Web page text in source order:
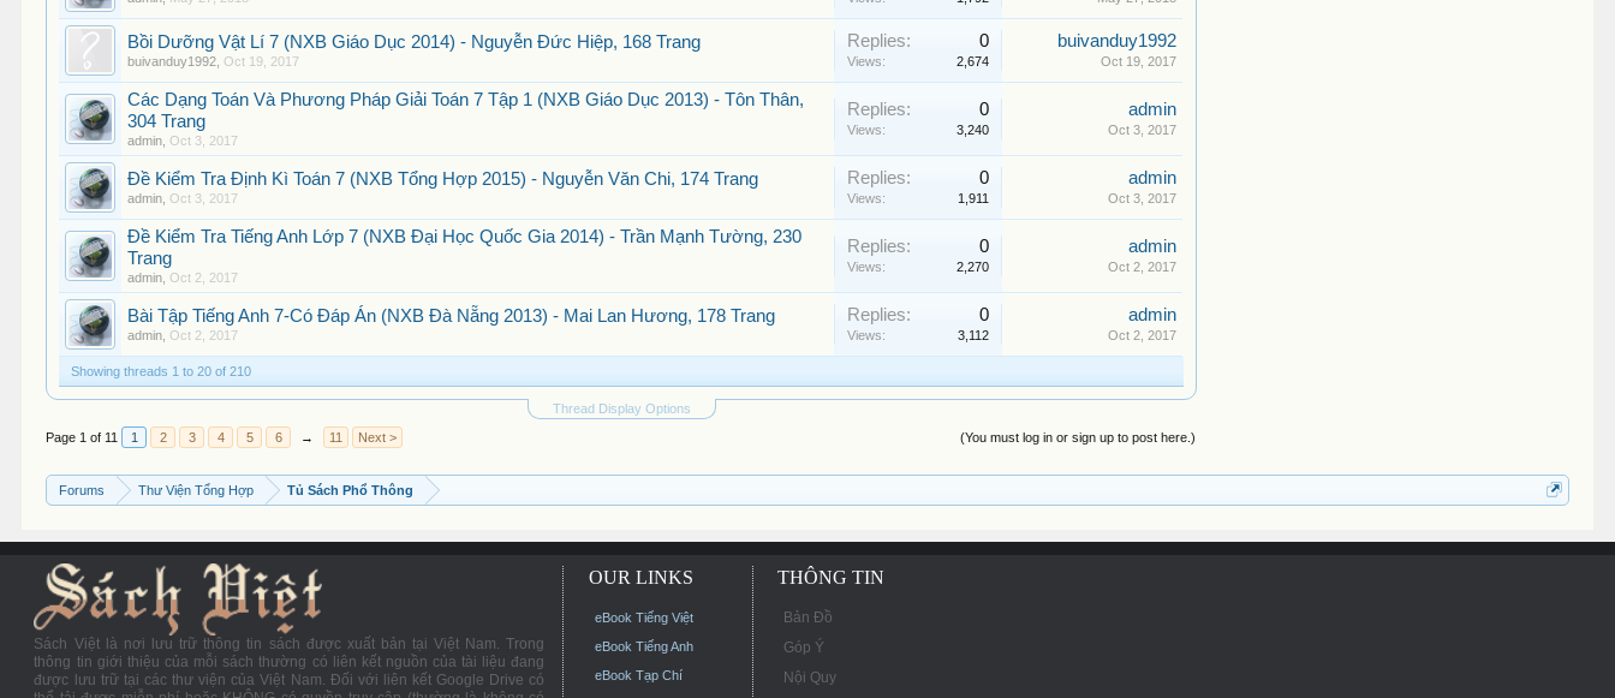
Bồi Dưỡng Vật Lí 7 (NXB Giáo Dục 2014) - Nguyễn Đức Hiệp, 168 Trang
buivanduy1992 Oct 19, 2017
Replies: 0
Views: 2,674
buivanduy1992
Oct 19, 2017
Các Dạng Toán Và Phương Pháp Giải Toán 7 Tập 1 (NXB Giáo Dục 2013) - Tôn Thân,
304 Trang
admin Oct 3, 2017
Replies: 0
Views: 3,240
admin
Oct 3, 2017
Đề Kiểm Tra Định Kì Toán 7 (NXB Tổng Hợp 2015) - Nguyễn Văn Chi, 174 Trang
admin Oct 3, 2017
Replies: 0
Views: 1,911
admin
Oct 3, 2017
Đề Kiểm Tra Tiếng Anh Lớp 7 (NXB Đại Học Quốc Gia 2014) - Trần Mạnh Tường, 230
Trang
admin Oct 2, 2017
Replies: 0
Views: 2,270
admin
Oct 2, 2017
Bài Tập Tiếng Anh 7-Có Đáp Án (NXB Đà Nẵng 2013) - Mai Lan Hương, 178 Trang
admin Oct 2, 2017
Replies: 0
Views: 3,112
admin
Oct 2, 2017
Showing threads 1 to 20 of 210
Thread Display Options
(You must log in or sign up to post here.)
Page 1 of 11 1 2 3 4 5 6 → 11 Next >
Forums Thư Viện Tổng Hợp Tủ Sách Phổ Thông
Sách Việt là nơi lưu trữ thông tin sách được xuất bản tại Việt Nam. Trong
thông tin giới thiệu của mỗi sách thường có liên kết nguồn của tài liệu đang
được lưu trữ tại các thư viện của Việt Nam. Đối với liên kết Google Drive có
OUR LINKS
eBook Tiếng Việt
eBook Tiếng Anh
eBook Tạp Chí
THÔNG TIN
Bản Đồ
Góp Ý
Nội Quy